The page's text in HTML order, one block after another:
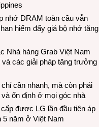
nhớ DRAM toàn cầu vẫn
hiếm đẩy giá bộ nhớ tăng
Nhà hàng Grab Việt Nam
các giải pháp tăng trưởng
cần nhanh, mà còn phải
ổn định ở mọi góc nhà
được LG lần đầu tiên áp
5 năm ở Việt Nam